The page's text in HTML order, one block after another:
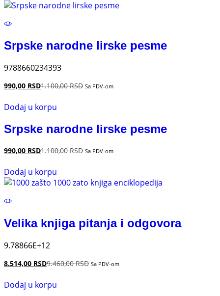
Srpske narodne lirske pesme
9788660234393
990,00 RSD1.100,00RSD Sa PDV-om
Dodaj u korpu
Srpske narodne lirske pesme
990,00 RSD1.100,00RSD Sa PDV-om
Dodaj u korpu
Velika knjiga pitanja i odgovora
9.78866E+12
8.514,00 RSD9.460,00RSD Sa PDV-om
Dodaj u korpu